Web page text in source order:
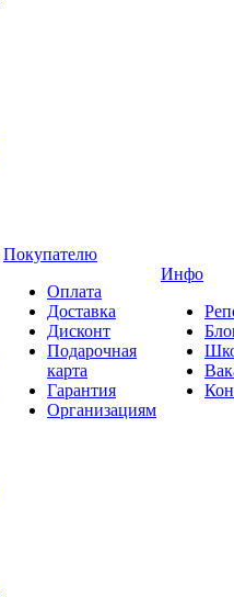
Покупателю
Оплата
Доставка
Дисконт
Подарочная
карта
Гарантия
Организациям
Инфо